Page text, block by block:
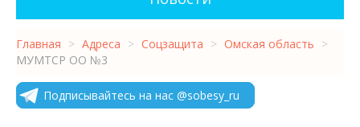
Главная > Адреса > Соцзащита > Омская область >
МУМТСР ОО №3
Подписывайтесь на нас @sobesy_ru